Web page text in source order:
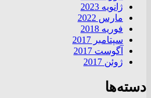
ژانویه 2023
مارس 2022
فوریه 2018
سپتامبر 2017
آگوست 2017
ژوئن 2017
دسته‌ها